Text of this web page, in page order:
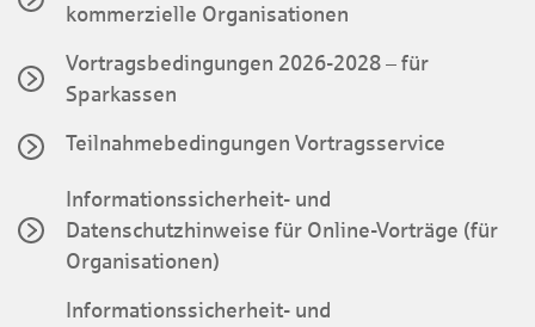
kommerzielle Organisationen
Vortragsbedingungen 2026-2028 – für
Sparkassen
Teilnahmebedingungen Vortragsservice
Informationssicherheit- und
Datenschutzhinweise für Online-Vorträge (für
Organisationen)
Informationssicherheit- und